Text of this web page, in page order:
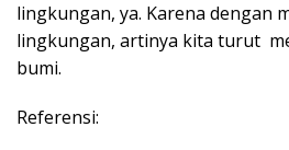
lingkungan, ya. Karena dengan
lingkungan, artinya kita turut
bumi.
Referensi: